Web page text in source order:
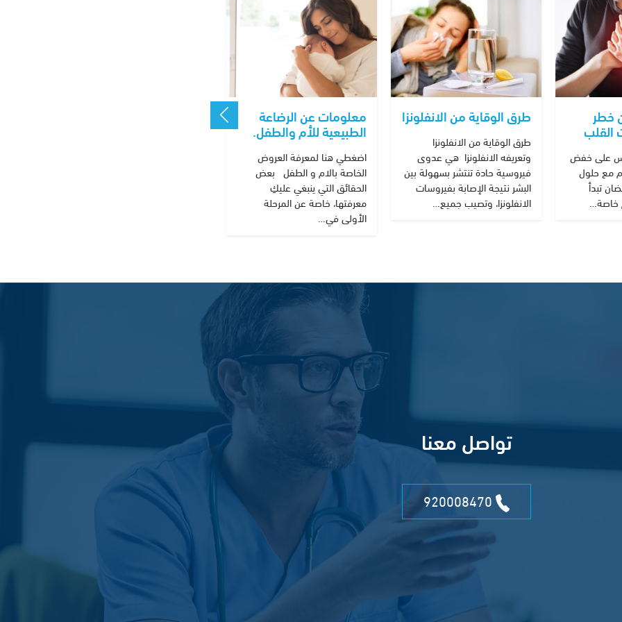
خطر
القلب
على خفض
مع حلول
تبدأ
خاصة…
طرق الوقاية من الانفلونزا
طرق الوقاية من الانفلونزا
وتعريفه الانفلونزا هي عدوى
فيروسية حادة تنتشر بسهولة بين
البشر نتيجة الإصابة بفيروسات
الانفلونزا، وتصيب جميع…
معلومات عن الرضاعة
الطبيعية للأم والطفل.
اضغطي هنا لمعرفة العروض
الخاصة بالام و الطفل بعض
الحقائق التي ينبغي عليكِ
معرفتها، خاصة عن المرحلة
الأولى في…
تواصل معنا